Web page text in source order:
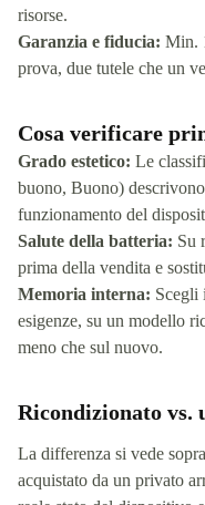
risorse.
Garanzia e fiducia: Min.
prova, due tutele che un
Cosa verificare
Grado estetico: Le
buono, Buono)
funzionamento del
Salute della batteria: Su
prima della vendita e
Memoria interna: Scegli
esigenze, su un modello
meno che sul nuovo.
Ricondizionato vs.
La differenza si vede
acquistato da un privato